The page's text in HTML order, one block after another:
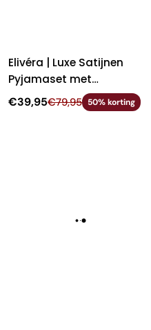
Elivéra | Luxe Satijnen
Pyjamaset met
Overhemd & Lange Broek
€39,95€79,95 50% korting